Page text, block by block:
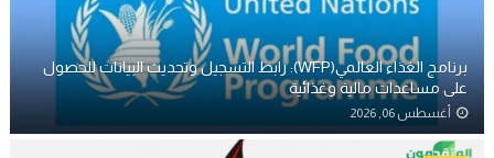
برنامج الغذاء العالمي(WFP): رابط التسجيل وتحديث البيانات للحصول
على مساعدات مالية وغذائية
أغسطس 06, 2026